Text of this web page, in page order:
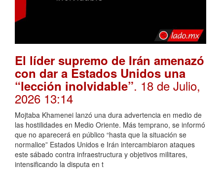
El líder supremo de Irán amenazó
con dar a Estados Unidos una
“lección inolvidable”. 18 de Julio,
2026 13:14
Mojtaba Khamenei lanzó una dura advertencia en medio de
las hostilidades en Medio Oriente. Más temprano, se informó
que no aparecerá en público “hasta que la situación se
normalice” Estados Unidos e Irán intercambiaron ataques
este sábado contra infraestructura y objetivos militares,
intensificando la disputa en t